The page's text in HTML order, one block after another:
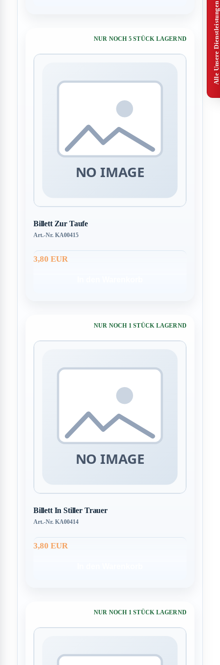
NUR NOCH 5 STÜCK LAGERND
Billett Zur Taufe
Art.-Nr. KA00415
3,80 EUR
NUR NOCH 1 STÜCK LAGERND
Billett In Stiller Trauer
Art.-Nr. KA00414
3,80 EUR
NUR NOCH 1 STÜCK LAGERND
Alle Unsere Dienstleistungen